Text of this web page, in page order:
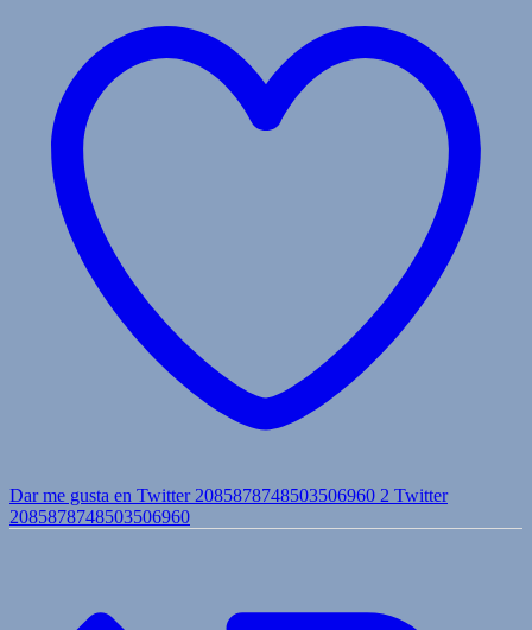
Dar me gusta en Twitter 2085878748503506960 2 Twitter
2085878748503506960